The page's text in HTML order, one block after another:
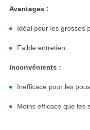
Avantages :
Idéal pour les grosses
Faible entretien
Inconvénients :
Inefficace pour les
Moins efficace que les